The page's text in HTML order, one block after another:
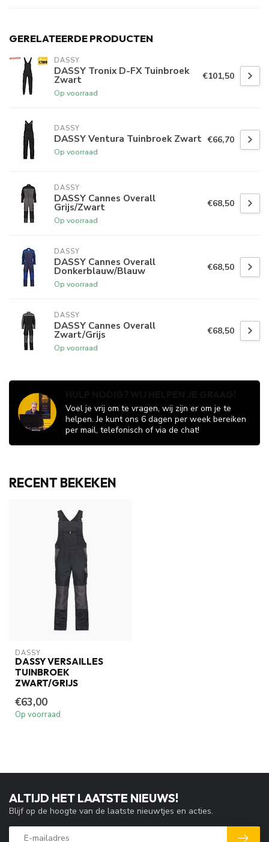
GERELATEERDE PRODUCTEN
DASSY
DASSY Tronix D-FX Tuinbroek
Zwart
Op voorraad
€101,50
DASSY
DASSY Ventura Tuinbroek Zwart
Op voorraad
€66,70
DASSY
DASSY Cannes Overall
Grijs/Zwart
Op voorraad
€68,50
DASSY
DASSY Cannes Overall
Donkerblauw/Blauw
Op voorraad
€68,50
DASSY
DASSY Cannes Overall
Zwart/Grijs
Op voorraad
€68,50
Voel je vrij om te vragen, wij zijn er om je te
helpen. Je kunt ons 6 dagen per week bereiken
per mail, telefonisch of via de chat!
RECENT BEKEKEN
DASSY
DASSY VERSAILLES
TUINBROEK
ZWART/GRIJS
€63,00
Op voorraad
ALTIJD HET LAATSTE NIEUWS!
Blijf op de hoogte van de laatste nieuwtjes en acties.